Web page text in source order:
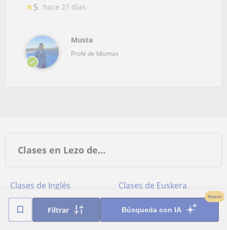
Filtrar Búsqueda con IA
Nuevo
5 hace 27 días
Musta
Profe de Idiomas
Clases en Lezo de…
Clases de Inglés
Clases de Euskera
Clases de Castellano